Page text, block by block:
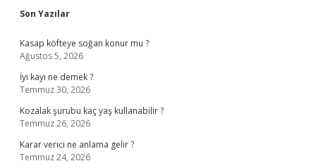
Sidebar
Son Yazılar
Kasap köfteye soğan konur mu ?
Ağustos 5, 2026
İyi kayı ne demek ?
Temmuz 30, 2026
Kozalak şurubu kaç yaş kullanabilir ?
Temmuz 26, 2026
Karar verici ne anlama gelir ?
Temmuz 24, 2026